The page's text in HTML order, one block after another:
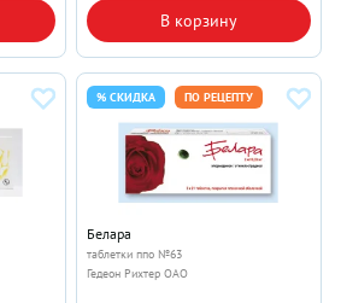
В корзину
% СКИДКА ПО РЕЦЕПТУ
Белара
таблетки ппо №63
Гедеон Рихтер ОАО